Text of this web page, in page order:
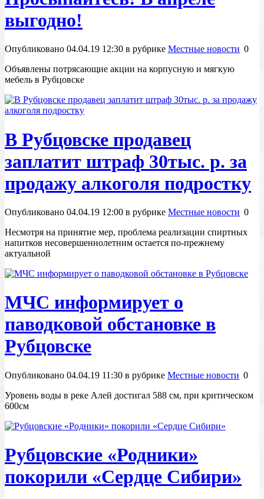
выгодно!
Опубликовано 04.04.19 12:30 в рубрике Местные новости 0
Объявлены потрясающие акции на корпусную и мягкую
мебель в Рубцовске
В Рубцовске продавец
заплатит штраф 30тыс. р. за
продажу алкоголя подростку
Опубликовано 04.04.19 12:00 в рубрике Местные новости 0
Несмотря на принятие мер, проблема реализации спиртных
напитков несовершеннолетним остается по-прежнему
актуальной
МЧС информирует о
паводковой обстановке в
Рубцовске
Опубликовано 04.04.19 11:30 в рубрике Местные новости 0
Уровень воды в реке Алей достигал 588 см, при критическом
600см
Рубцовские «Родники»
покорили «Сердце Сибири»